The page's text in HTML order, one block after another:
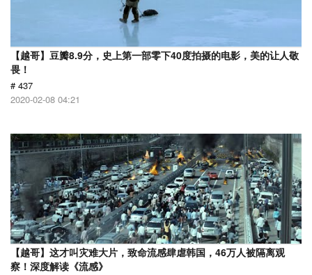
【越哥】豆瓣8.9分，史上第一部零下40度拍摄的电影，美的让人敬
畏！
# 437
2020-02-08 04:21
【越哥】这才叫灾难大片，致命流感肆虐韩国，46万人被隔离观
察！深度解读《流感》